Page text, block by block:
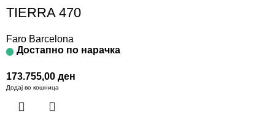
TIERRA 470
Faro Barcelona
Достапно по нарачка
173.755,00 ден
Додај во кошница